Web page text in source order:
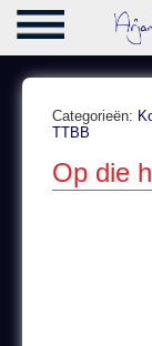
Categorieën:
TTBB
Op die